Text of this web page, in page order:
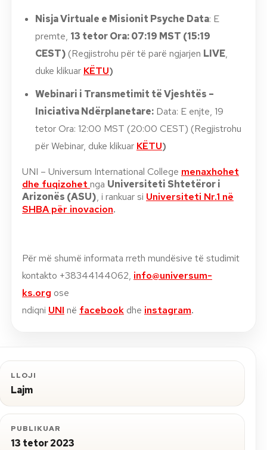
Nisja Virtuale e Misionit Psyche Data: E
premte, 13 tetor Ora: 07:19 MST (15:19
CEST) (Regjistrohu për të parë ngjarjen LIVE,
duke klikuar KËTU)
Webinari i Transmetimit të Vjeshtës –
Iniciativa Ndërplanetare: Data: E enjte, 19
tetor Ora: 12:00 MST (20:00 CEST) (Regjistrohu
për Webinar, duke klikuar KËTU)
UNI – Universum International College menaxhohet
dhe fuqizohet nga Universiteti Shtetëror i
Arizonës (ASU), i rankuar si Universiteti Nr.1 në
SHBA për inovacion.
Për më shumë informata rreth mundësive të studimit
kontakto +38344144062, info@universum-
ks.org ose
ndiqni UNI në facebook dhe instagram.
LLOJI
Lajm
PUBLIKUAR
13 tetor 2023